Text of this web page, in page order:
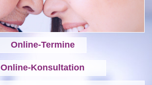
Online-Termine
Online-Konsultation